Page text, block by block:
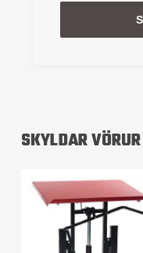
SKYLDAR VÖRUR